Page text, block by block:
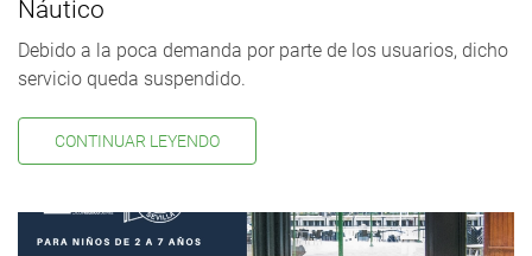
Náutico
Debido a la poca demanda por parte de los usuarios, dicho
servicio queda suspendido.
CONTINUAR LEYENDO